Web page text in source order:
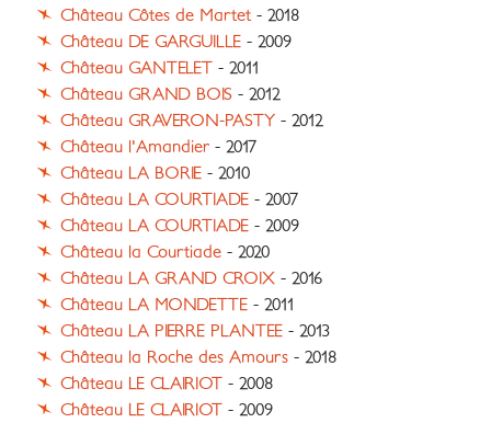
Château Côtes de Martet - 2018
Château DE GARGUILLE - 2009
Château GANTELET - 2011
Château GRAND BOIS - 2012
Château GRAVERON-PASTY - 2012
Château l'Amandier - 2017
Château LA BORIE - 2010
Château LA COURTIADE - 2007
Château LA COURTIADE - 2009
Château la Courtiade - 2020
Château LA GRAND CROIX - 2016
Château LA MONDETTE - 2011
Château LA PIERRE PLANTEE - 2013
Château la Roche des Amours - 2018
Château LE CLAIRIOT - 2008
Château LE CLAIRIOT - 2009